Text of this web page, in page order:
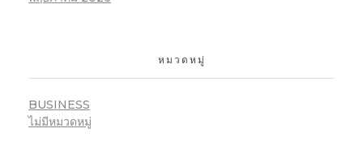
หมวดหมู่
BUSINESS
ไม่มีหมวดหมู่